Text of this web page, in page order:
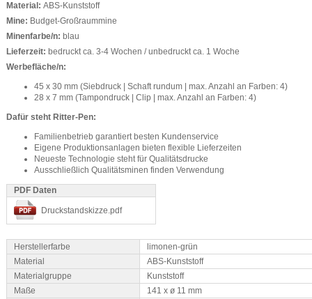
Material: ABS-Kunststoff
Mine: Budget-Großraummine
Minenfarbe/n: blau
Lieferzeit: bedruckt ca. 3-4 Wochen / unbedruckt ca. 1 Woche
Werbefläche/n:
45 x 30 mm (Siebdruck | Schaft rundum | max. Anzahl an Farben: 4)
28 x 7 mm (Tampondruck | Clip | max. Anzahl an Farben: 4)
Dafür steht Ritter-Pen:
Familienbetrieb garantiert besten Kundenservice
Eigene Produktionsanlagen bieten flexible Lieferzeiten
Neueste Technologie steht für Qualitätsdrucke
Ausschließlich Qualitätsminen finden Verwendung
PDF Daten
Druckstandskizze.pdf
Herstellerfarbe
limonen-grün
Material
ABS-Kunststoff
Materialgruppe
Kunststoff
Maße
141 x ø 11 mm